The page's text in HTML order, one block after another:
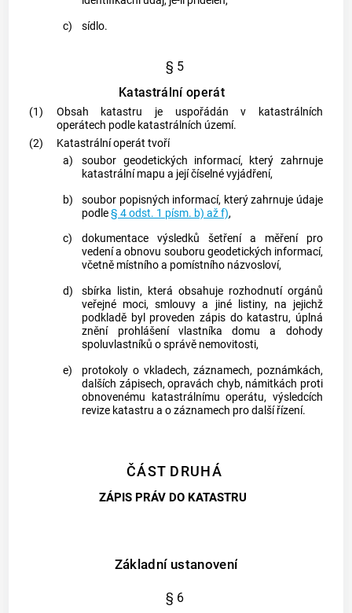
c)
sídlo.
§ 5
Katastrální operát
(1) Obsah katastru je uspořádán v katastrálních
operátech podle katastrálních území.
(2)
Katastrální operát tvoří
a)
soubor geodetických informací, který zahrnuje
katastrální mapu a její číselné vyjádření,
b)
soubor popisných informací, který zahrnuje údaje
podle§ 4 odst. 1 písm. b) až f),
c)
dokumentace výsledků šetření a měření pro
vedení a obnovu souboru geodetických informací,
včetně místního a pomístního názvosloví,
d)
sbírka listin, která obsahuje rozhodnutí orgánů
veřejné moci, smlouvy a jiné listiny, na jejichž
podkladě byl proveden zápis do katastru, úplná
znění prohlášení vlastníka domu a dohody
spoluvlastníků o správě nemovitosti,
e)
protokoly o vkladech, záznamech, poznámkách,
dalších zápisech, opravách chyb, námitkách proti
obnovenému katastrálnímu operátu, výsledcích
revize katastru a o záznamech pro další řízení.
ČÁST DRUHÁ
ZÁPIS PRÁV DO KATASTRU
Základní ustanovení
§ 6